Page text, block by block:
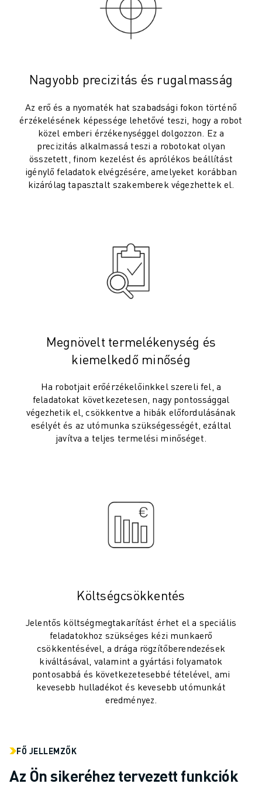
ROBOSHOT TULAJDONLÁS TELJES KÖLTSÉGE (TCO)
ROBOCUT SZOFTVER
ROBOCUT FENNTARTHATÓSÁG
IIOT MEGOLDÁSOK
INTELLIGENS GYÁRI MEGOLDÁSOK
INTELLIGENS GYÁRI MEGOLDÁSOK A TERMELÉS
TERMÉK REGISZTRÁCIÓ " FANUC PORTÁL
ESETTANULMÁNYOK
MŰANYAGOK
RAKTÁROZÁS, LOGISZTIKA, POSTA ÉS CSOMAGKÜLDÉS
5 TENGELYES MEGMUNKÁLÁS
ÍVHEGESZTÉS
ÖSSZESZERELÉS
CNC KÖSZÖRÜLÉS
VIZUÁLIS ELLENŐRZÉS
ESETTANULMÁNYOK
ÜGYFÉLSZOLGÁLAT
ÜGYFÉLSZOLGÁLAT
FANUC PLAN SZERVIZCSOMAGOK
KARBANTARTÁSI SZOLGÁTATÁSOK
TÁVOLI MŰSZAKI TÁMOGATÁS
DIGITÁLIS SZOLGÁLTATÁSI ESZKÖZÖK
LETÖLTÉSI KÖZPONT " MYFANUC
Nagyobb precizitás és rugalmasság
Az erő és a nyomaték hat szabadsági fokon történő
érzékelésének képessége lehetővé teszi, hogy a robot
közel emberi érzékenységgel dolgozzon. Ez a
precizitás alkalmassá teszi a robotokat olyan
összetett, finom kezelést és aprólékos beállítást
igénylő feladatok elvégzésére, amelyeket korábban
kizárólag tapasztalt szakemberek végezhettek el.
Megnövelt termelékenység és
kiemelkedő minőség
Ha robotjait erőérzékelőinkkel szereli fel, a
feladatokat következetesen, nagy pontossággal
végezhetik el, csökkentve a hibák előfordulásának
esélyét és az utómunka szükségességét, ezáltal
javítva a teljes termelési minőséget.
Költségcsökkentés
Jelentős költségmegtakarítást érhet el a speciális
feladatokhoz szükséges kézi munkaerő
csökkentésével, a drága rögzítőberendezések
kiváltásával, valamint a gyártási folyamatok
pontosabbá és következetesebbé tételével, ami
kevesebb hulladékot és kevesebb utómunkát
eredményez.
FŐ JELLEMZŐK
Az Ön sikeréhez tervezett funkciók